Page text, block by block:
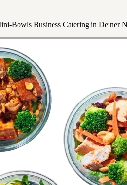
Bowls Business Catering in Deiner